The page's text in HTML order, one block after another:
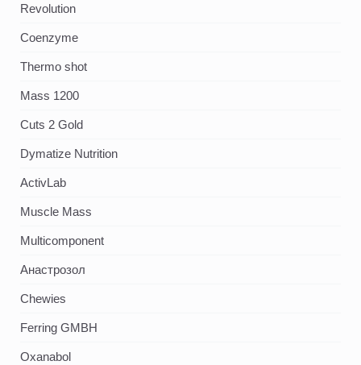
Revolution
Coenzyme
Thermo shot
Mass 1200
Cuts 2 Gold
Dymatize Nutrition
ActivLab
Muscle Mass
Multicomponent
Анастрозол
Chewies
Ferring GMBH
Oxanabol